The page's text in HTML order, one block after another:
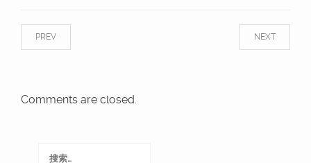
NEXT
PREV
Comments are closed.